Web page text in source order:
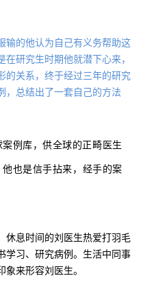
输的他认为自己有义务帮助这
研究生时期他就潜下心来，
的关系，终于经过三年的研究
，总结出了一套自己的方法
例库，供全球的正畸医生
也是信手拈来，经手的案
休息时间的刘医生热爱打羽毛
学习、研究病例。 生活中同事
来形容刘医生。